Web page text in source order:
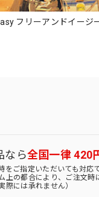
フリーアンドイージ
なら全国一律 420
をご指定いただいても対応
上の都合により、ご注文時
際には承れません）